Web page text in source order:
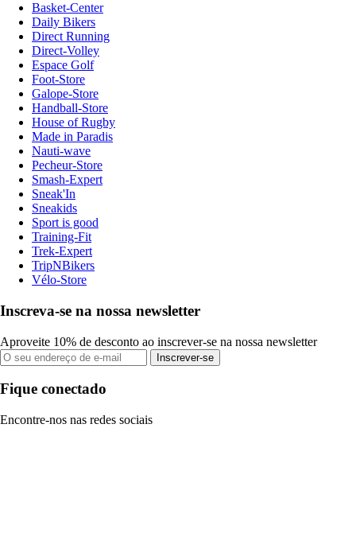
Basket-Center
Daily Bikers
Direct Running
Direct-Volley
Espace Golf
Foot-Store
Galope-Store
Handball-Store
House of Rugby
Made in Paradis
Nauti-wave
Pecheur-Store
Smash-Expert
Sneak'In
Sneakids
Sport is good
Training-Fit
Trek-Expert
TripNBikers
Vélo-Store
Inscreva-se na nossa newsletter
Aproveite 10% de desconto ao inscrever-se na nossa newsletter
Inscrever-se
Fique conectado
Encontre-nos nas redes sociais